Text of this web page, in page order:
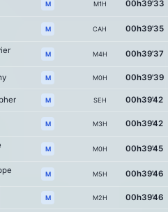
M M1H 00h39'33
M CAH 00h39'35
M M4H 00h39'37
M M0H 00h39'39
M SEH 00h39'42
M M3H 00h39'42
M M0H 00h39'45
M M5H 00h39'46
M M2H 00h39'46